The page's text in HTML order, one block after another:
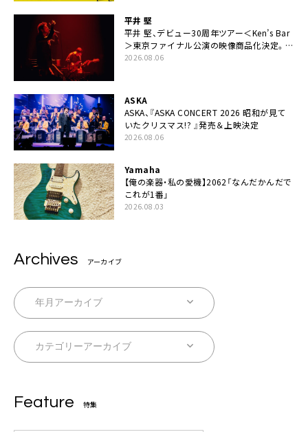
平井 堅
平井 堅、デビュー30周年ツアー＜Ken’s Bar
＞東京ファイナル公演の映像商品化決定。ブ
ックレットには平井堅のメッセージ掲載も
2026.08.06
ASKA
ASKA、『ASKA CONCERT 2026 昭和が見て
いたクリスマス!? 』発売＆上映決定
2026.08.06
Yamaha
【俺の楽器・私の愛機】2062「なんだかんだで
これが1番」
2026.08.03
Archives アーカイブ
Feature 特集